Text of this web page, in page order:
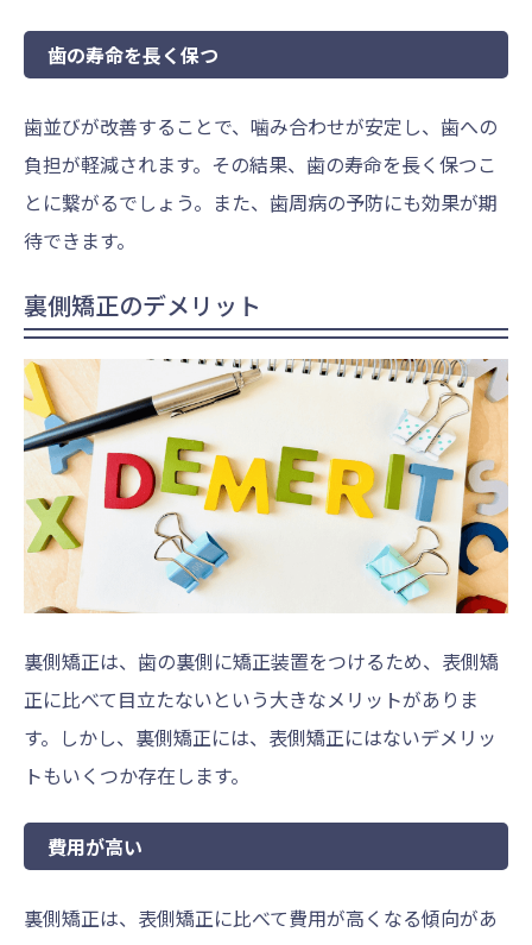
歯の寿命を長く保つ
歯並びが改善することで、噛み合わせが安定し、歯への
負担が軽減されます。その結果、歯の寿命を長く保つこ
とに繋がるでしょう。また、歯周病の予防にも効果が期
待できます。
裏側矯正のデメリット
裏側矯正は、歯の裏側に矯正装置をつけるため、表側矯
正に比べて目立たないという大きなメリットがありま
す。しかし、裏側矯正には、表側矯正にはないデメリッ
トもいくつか存在します。
費用が高い
裏側矯正は、表側矯正に比べて費用が高くなる傾向があ